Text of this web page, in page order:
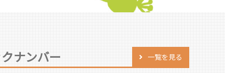
ナンバー 一覧を見る